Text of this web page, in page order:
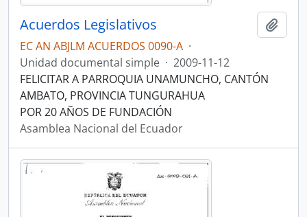
Acuerdos Legislativos
EC AN ABJLM ACUERDOS 0090-A ·
Unidad documental simple · 2009-11-12
FELICITAR A PARROQUIA UNAMUNCHO, CANTÓN
AMBATO, PROVINCIA TUNGURAHUA
POR 20 AÑOS DE FUNDACIÓN
Asamblea Nacional del Ecuador